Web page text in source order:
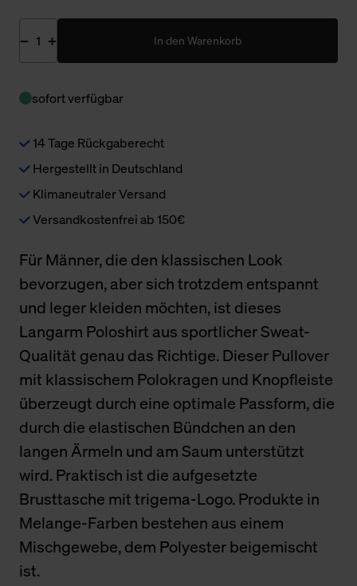
In den Warenkorb
sofort verfügbar
14 Tage Rückgaberecht
Hergestellt in Deutschland
Klimaneutraler Versand
Versandkostenfrei ab 150€
Für Männer, die den klassischen Look
bevorzugen, aber sich trotzdem entspannt
und leger kleiden möchten, ist dieses
Langarm Poloshirt aus sportlicher Sweat-
Qualität genau das Richtige. Dieser Pullover
mit klassischem Polokragen und Knopfleiste
überzeugt durch eine optimale Passform, die
durch die elastischen Bündchen an den
langen Ärmeln und am Saum unterstützt
wird. Praktisch ist die aufgesetzte
Brusttasche mit trigema-Logo. Produkte in
Melange-Farben bestehen aus einem
Mischgewebe, dem Polyester beigemischt
ist.